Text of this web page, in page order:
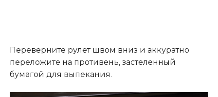
Переверните рулет швом вниз и аккуратно
переложите на противень, застеленный
бумагой для выпекания.